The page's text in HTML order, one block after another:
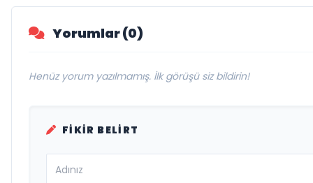
Yorumlar (0)
Henüz yorum yazılmamış. İlk görüşü siz bildirin!
FIKIR BELIRT